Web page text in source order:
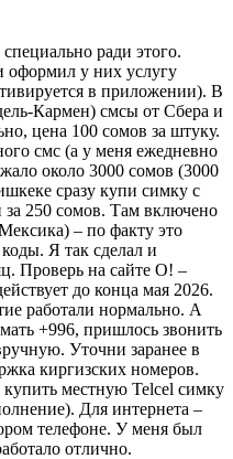
ради этого.
у них услугу
в приложении). В
Кармен) смсы от Сбера и
цена 100 сомов за штуку.
смс (а у меня ежедневно
около 3000 сомов (3000
сразу купи симку с
250 сомов. Там включено
– по факту это
Я так сделал и
Проверь на сайте О! –
до конца мая 2026.
работали нормально. А
+996, пришлось звонить
Уточни заранее в
киргизских номеров.
местную Telcel симку
Для интернета –
телефоне. У меня был
отлично.